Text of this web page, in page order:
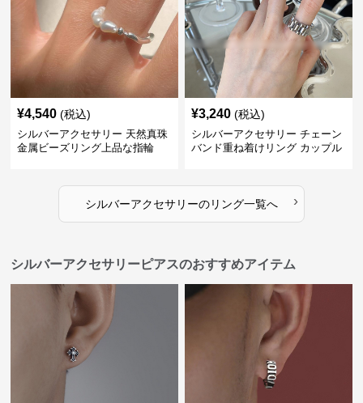
¥4,540 (税込)
シルバーアクセサリー 天然真珠
金属ビーズリング上品な指輪
¥3,240 (税込)
シルバーアクセサリー チェーン
バンド重ね着けリング カップル
シルバーアクセサリーのリング一覧へ ›
シルバーアクセサリーピアスのおすすめアイテム